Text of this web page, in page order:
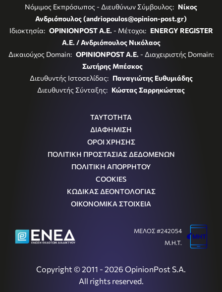
Νόμιμος Εκπρόσωπος - Διευθύνων Σύμβουλος: Νίκος
Ανδριόπουλος (andriopoulos@opinion-post.gr)
Ιδιοκτησία: OPINIONPOST A.E. - Μέτοχοι: ENERGY REGISTER
Α.Ε. / Ανδριόπουλος Νικόλαος
Δικαιούχος Domain: OPINIONPOST A.E. - Διαχειριστής Domain:
Σωτήρης Μπέσκος
Διευθυντής Ιστοσελίδας: Παναγιώτης Ευθυμιάδης
Διευθυντής Σύνταξης: Κώστας Σαρρηκώστας
ΤΑΥΤΟΤΗΤΑ
ΔΙΑΦΗΜΙΣΗ
ΟΡΟΙ ΧΡΗΣΗΣ
ΠΟΛΙΤΙΚΗ ΠΡΟΣΤΑΣΙΑΣ ΔΕΔΟΜΕΝΩΝ
ΠΟΛΙΤΙΚΗ ΑΠΟΡΡΗΤΟΥ
COOKIES
ΚΩΔΙΚΑΣ ΔΕΟΝΤΟΛΟΓΙΑΣ
ΟΙΚΟΝΟΜΙΚΑ ΣΤΟΙΧΕΙΑ
Copyright © 2011 - 2026 OpinionPost S.A.
All rights reserved.
ΜΕΛΟΣ #242054
Μ.Η.Τ.